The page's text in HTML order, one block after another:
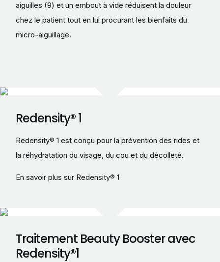
aiguilles (9) et un embout à vide réduisent la douleur
chez le patient tout en lui procurant les bienfaits du
micro-aiguillage.
Redensity® 1
Redensity® 1 est conçu pour la prévention des rides et
la réhydratation du visage, du cou et du décolleté.
En savoir plus sur Redensity® 1
Traitement Beauty Booster avec
Redensity®1